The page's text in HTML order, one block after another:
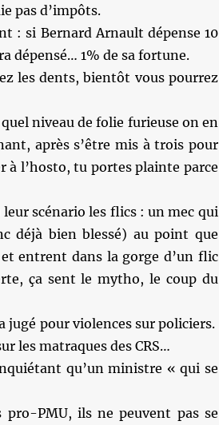
pas d’impôts.
: si Bernard Arnault dépense 10
dépensé… 1% de sa fortune.
les dents, bientôt vous pourrez
niveau de folie furieuse on en
après s’être mis à trois pour
à l’hosto, tu portes plainte parce
scénario les flics : un mec qui
déjà bien blessé) au point que
entrent dans la gorge d’un flic
ça sent le mytho, le coup du
jugé pour violences sur policiers.
les matraques des CRS…
qu’un ministre « qui se
pro-PMU, ils ne peuvent pas se